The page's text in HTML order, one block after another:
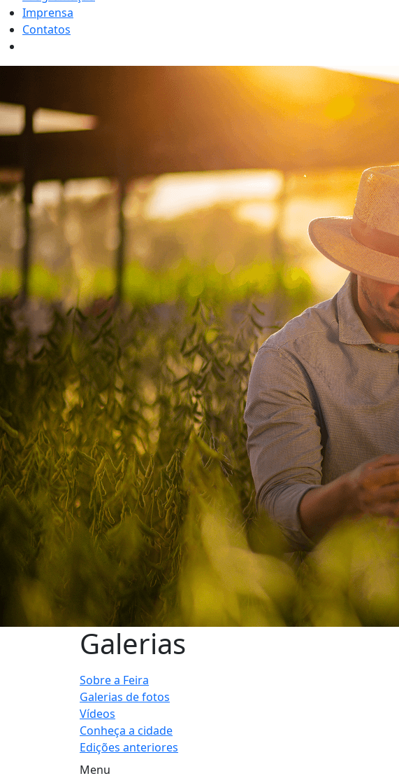
Imprensa
Contatos
Galerias
Sobre a Feira
Galerias de fotos
Vídeos
Conheça a cidade
Edições anteriores
Menu